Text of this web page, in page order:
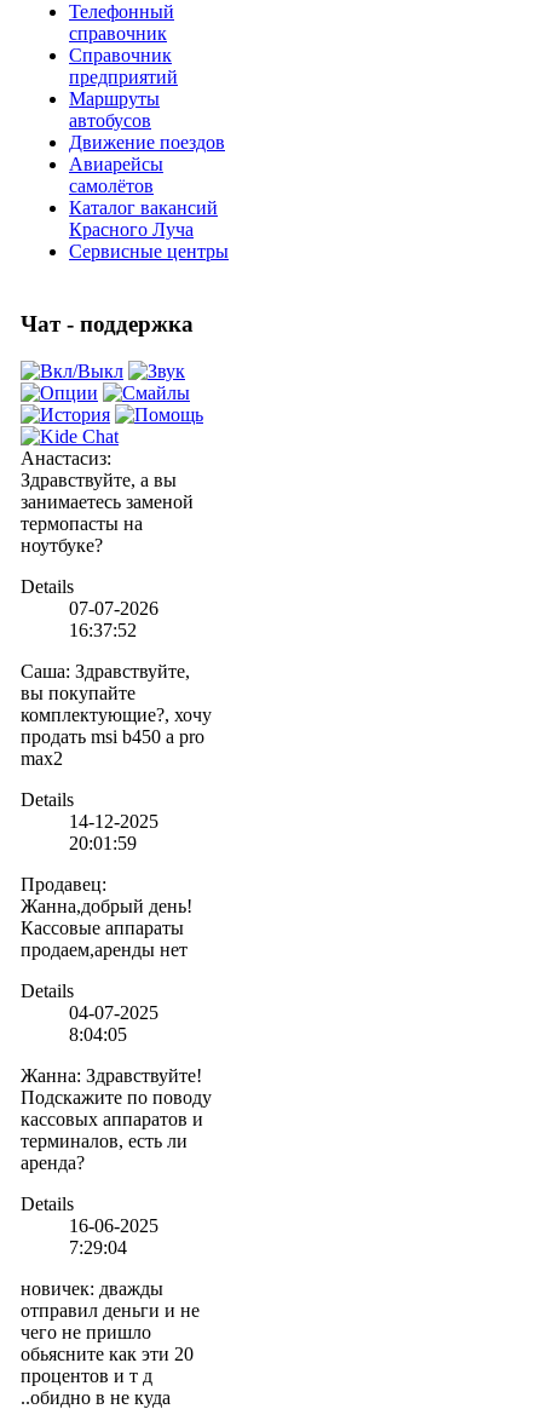
Телефонный
справочник
Справочник
предприятий
Маршруты
автобусов
Движение поездов
Авиарейсы
самолётов
Каталог вакансий
Красного Луча
Сервисные центры
Чат - поддержка
Анастасиз:
Здравствуйте, а вы
занимаетесь заменой
термопасты на
ноутбуке?
Details
07-07-2026
16:37:52
Саша: Здравствуйте,
вы покупайте
комплектующие?, хочу
продать msi b450 a pro
max2
Details
14-12-2025
20:01:59
Продавец:
Жанна,добрый день!
Кассовые аппараты
продаем,аренды нет
Details
04-07-2025
8:04:05
Жанна: Здравствуйте!
Подскажите по поводу
кассовых аппаратов и
терминалов, есть ли
аренда?
Details
16-06-2025
7:29:04
новичек: дважды
отправил деньги и не
чего не пришло
обьясните как эти 20
процентов и т д
..обидно в не куда